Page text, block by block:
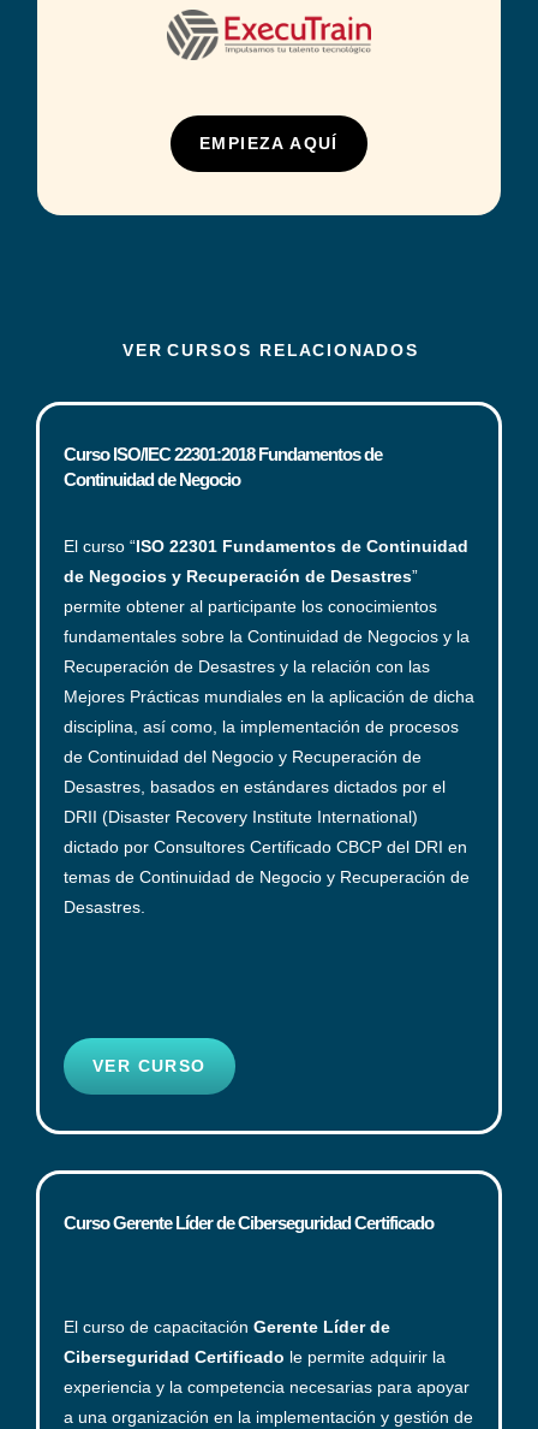
EMPIEZA AQUÍ
V E R C U R S O S R E L A C I O N A D O S
Curso ISO/IEC 22301:2018 Fundamentos de
Continuidad de Negocio
El curso “ISO 22301 Fundamentos de Continuidad
de Negocios y Recuperación de Desastres”
permite obtener al participante los conocimientos
fundamentales sobre la Continuidad de Negocios y la
Recuperación de Desastres y la relación con las
Mejores Prácticas mundiales en la aplicación de dicha
disciplina, así como, la implementación de procesos
de Continuidad del Negocio y Recuperación de
Desastres, basados en estándares dictados por el
DRII (Disaster Recovery Institute International)
dictado por Consultores Certificado CBCP del DRI en
temas de Continuidad de Negocio y Recuperación de
Desastres.
VER CURSO
Curso Gerente Líder de Ciberseguridad Certificado
El curso de capacitación Gerente Líder de
Ciberseguridad Certificado le permite adquirir la
experiencia y la competencia necesarias para apoyar
a una organización en la implementación y gestión de